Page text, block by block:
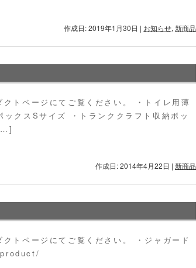
作成日: 2019年1月30日 | お知らせ, 新商品
トページにてご覧ください。 ・トイレ用薄
クスSサイズ ・トランククラフト収納ボッ
作成日: 2014年4月22日 | 新商品
トページにてご覧ください。 ・ジャガード